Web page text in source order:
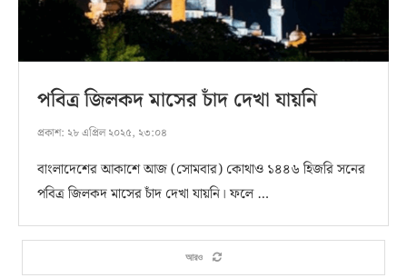
পবিত্র জিলকদ মাসের চাঁদ দেখা যায়নি
প্রকাশ: ২৮ এপ্রিল ২০২৫, ২৩:০৪
বাংলাদেশের আকাশে আজ (সোমবার) কোথাও ১৪৪৬ হিজরি সনের
পবিত্র জিলকদ মাসের চাঁদ দেখা যায়নি। ফলে …
আরও